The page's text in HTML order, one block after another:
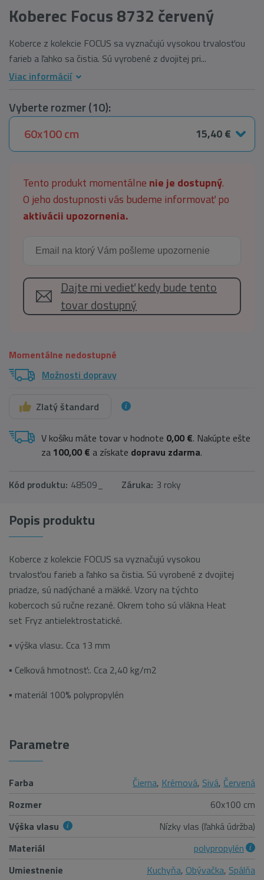
Koberec Focus 8732 červený
Koberce z kolekcie FOCUS sa vyznačujú vysokou trvalosťou
farieb a ľahko sa čistia. Sú vyrobené z dvojitej pri...
Viac informácií
Vyberte rozmer (10):
60x100 cm
15,40 €
Tento produkt momentálne nie je dostupný.
O jeho dostupnosti vás budeme informovať po
aktivácii upozornenia.
Dajte mi vedieť kedy bude tento
tovar dostupný
Momentálne nedostupné
Možnosti dopravy
Zlatý štandard
V košíku máte tovar v hodnote 0,00 €. Nakúpte ešte
za 100,00 € a získate dopravu zdarma.
Kód produktu: 48509_ Záruka: 3 roky
Popis produktu
Koberce z kolekcie FOCUS sa vyznačujú vysokou
trvalosťou farieb a ľahko sa čistia. Sú vyrobené z dvojitej
priadze, sú nadýchané a mäkké. Vzory na týchto
kobercoch sú ručne rezané. Okrem toho sú vlákna Heat
set Fryz antielektrostatické.
▪ výška vlasu:. Cca 13 mm
▪ Celková hmotnosť:. Cca 2,40 kg/m2
▪ materiál 100% polypropylén
Parametre
Farba Čierna, Krémová, Sivá, Červená
Rozmer
60x100 cm
Výška vlasu
Nízky vlas (ľahká údržba)
Materiál
polypropylén
Umiestnenie
Kuchyňa, Obývačka, Spálňa